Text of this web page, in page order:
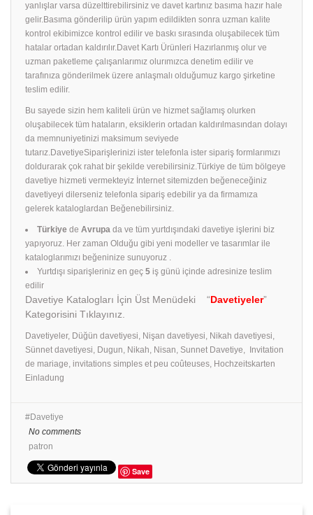
yanlışlar varsa düzelttirebilirsiniz ve davet kartınız basıma hazır hale
gelir.Basıma gönderilip ürün yapım edildikten sonra uzman kalite
kontrol ekibimizce kontrol edilir ve baskı sırasında oluşabilecek tüm
hatalar ortadan kaldırılır.Davet Kartı Ürünleri Hazırlanmış olur ve
uzman paketleme çalışanlarımız olurımızca denetim edilir ve
tarafınıza gönderilmek üzere anlaşmalı olduğumuz kargo şirketine
teslim edilir.
Bu sayede sizin hem kaliteli ürün ve hizmet sağlamış olurken
oluşabilecek tüm hataların, eksiklerin ortadan kaldırılmasından dolayı
da memnuniyetinizi maksimum seviyede
tutarız.DavetiyeSiparişlerinizi ister telefonla ister sipariş formlarımızı
doldurarak çok rahat bir şekilde verebilirsiniz.Türkiye de tüm bölgeye
davetiye hizmeti vermekteyiz İnternet sitemizden beğeneceğiniz
davetiyeyi dilerseniz telefonla sipariş edebilir ya da firmamıza
gelerek kataloglardan Beğenebilirsiniz.
Türkiye de Avrupa da ve tüm yurtdışındaki davetiye işlerini biz
yapıyoruz. Her zaman Olduğu gibi yeni modeller ve tasarımlar ile
kataloglarımızı beğeninize sunuyoruz .
Yurtdışı siparişleriniz en geç 5 iş günü içinde adresinize teslim
edilir
Davetiye Katalogları İçin Üst Menüdeki “Davetiyeler”
Kategorisini Tıklayınız.
Davetiyeler, Düğün davetiyesi, Nişan davetiyesi, Nikah davetiyesi,
Sünnet davetiyesi, Dugun, Nikah, Nisan, Sunnet Davetiye, Invitation
de mariage, invitations simples et peu coûteuses, Hochzeitskarten
Einladung
Davetiye
No comments
patron
Save